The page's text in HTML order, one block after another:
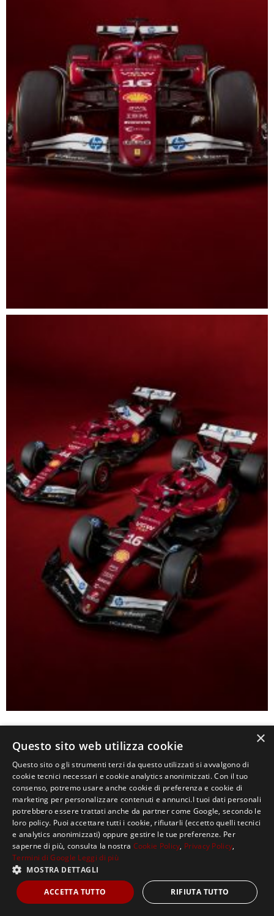
Loïc Serra, nuova guida tecnica a Maranello, e la sua
equipe hanno stravolto quella che era la base della
SF-24. La costruzione delle pance, delleprese d’aria
e ilcofano motoresono stati completamente rivisti.
La SF-25 è un’evoluzionedel precedente progetto,
abbiamo cercato di rendere maggiore lo spazio di
evoluzione della vettura aprendo lo spazio attorno al
telaio». In molti sostenevano che la SF-24 avesse
raggiunto il massimo potenziale di sviluppo. Una
rivoluzione tecnicaquindi prevista e calcolata in
×
Questo sito web utilizza cookie
Questo sito o gli strumenti terzi da questo utilizzati si avvalgono di
cookie tecnici necessari e cookie analytics anonimizzati. Con il tuo
consenso, potremo usare anche cookie di preferenza e cookie di
marketing per personalizzare contenuti e annunci.I tuoi dati personali
potrebbero essere trattati anche da partner come Google, secondo le
loro policy. Puoi accettare tutti i cookie, rifiutarli (eccetto quelli tecnici
e analytics anonimizzati) oppure gestire le tue preferenze. Per
saperne di più, consulta la nostra Cookie Policy, Privacy Policy,
Termini di Google Leggi di più
MOSTRA DETTAGLI
ACCETTA TUTTO RIFIUTA TUTTO